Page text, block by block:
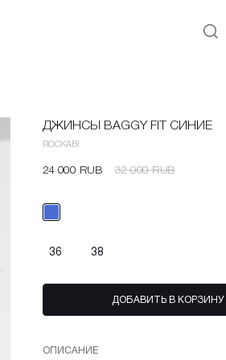
Поиск
ДЖИНСЫ BAGGY FIT СИНИЕ
ROCKABI
24 000 RUB 32 000 RUB
36 38
ДОБАВИТЬ В КОРЗИНУ
ОПИСАНИЕ